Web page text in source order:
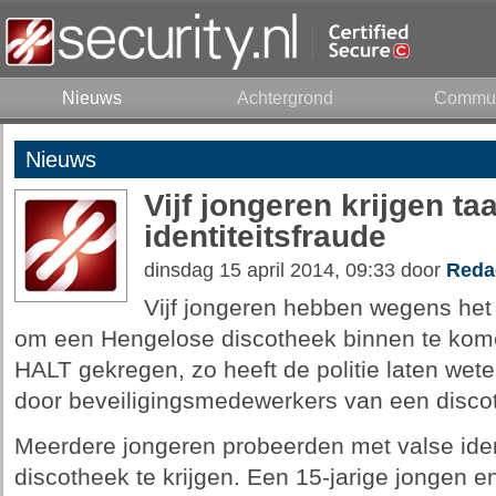
Nieuws Achtergrond
Nieuws
Vijf jongeren krijgen
identiteitsfraude
dinsdag 15 april 2014, 09:33 door
Vijf jongeren hebben wegens
om een Hengelose discotheek binnen te
HALT gekregen, zo heeft de politie laten
door beveiligingsmedewerkers van een
Meerdere jongeren probeerden met valse
discotheek te krijgen. Een 15-jarige jongen